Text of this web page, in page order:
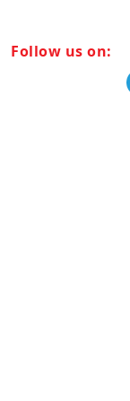
Follow us on: